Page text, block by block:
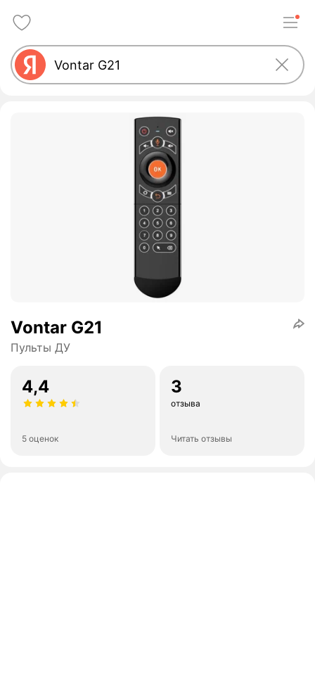
Vontar G21
Пульты ДУ
4,4
5 оценок
3
отзыва
Читать отзывы